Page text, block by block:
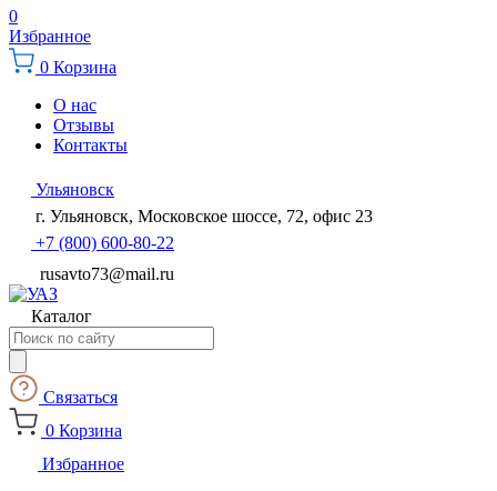
0
Избранное
0 Корзина
О нас
Отзывы
Контакты
Ульяновск
г. Ульяновск, Московское шоссе, 72, офис 23
+7 (800) 600-80-22
rusavto73@mail.ru
Каталог
Поиск
товаров
Связаться
0 Корзина
Избранное